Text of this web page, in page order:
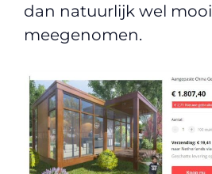
dan natuurlijk wel mooi
meegenomen.